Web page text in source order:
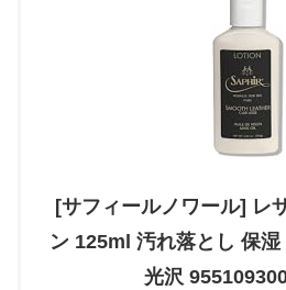
[サフィールノワール] レ
ン 125ml 汚れ落とし 保
光沢